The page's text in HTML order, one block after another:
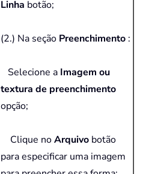
Linha botão;
(2.) Na seção Preenchimento :
Selecione a Imagem ou
textura de preenchimento
opção;
Clique noArquivo botão
para especificar uma imagem